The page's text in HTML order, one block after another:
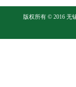
版权所有 © 2016 无